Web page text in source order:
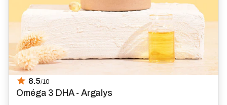
8.5/10
Oméga 3 DHA - Argalys